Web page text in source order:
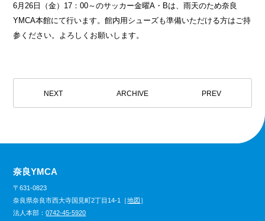
6月26日（金）17：00～のサッカー金曜A・Bは、雨天のため奈良
YMCA本館にて行います。館内用シューズも準備いただける方はご持
参ください。よろしくお願いします。
NEXT ARCHIVE PREV
奈良YMCA
〒631-0823
奈良県奈良市西大寺国見町2丁目14-1［地図］
法人本部：0742-45-5920